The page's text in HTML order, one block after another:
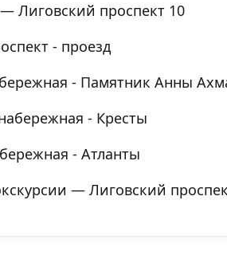
Лиговский проспект 10
- проезд
- Памятник Анны
- Кресты
- Атланты
— Лиговский